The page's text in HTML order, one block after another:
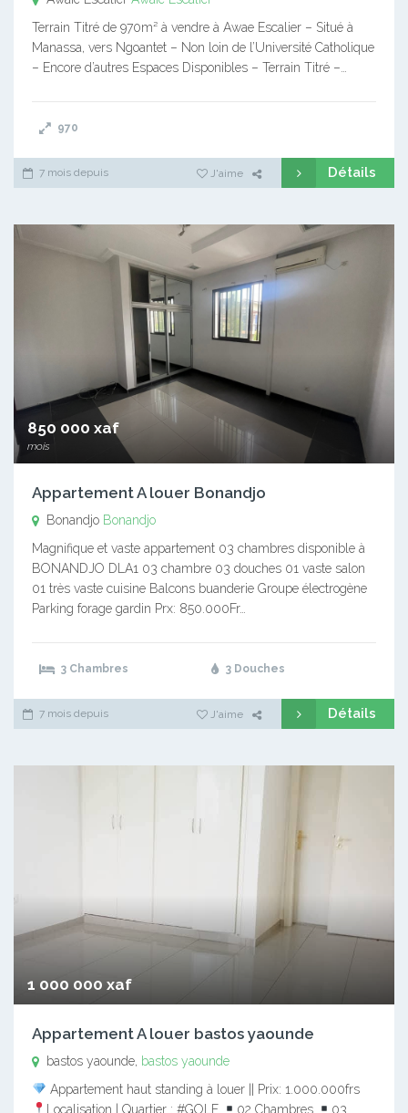
Terrain Titré de 970m² à vendre à Awae Escalier – Situé à
Manassa, vers Ngoantet – Non loin de l’Université Catholique
– Encore d’autres Espaces Disponibles – Terrain Titré –…
970
7 mois depuis J'aime Détails
850 000 xaf
mois
Appartement A louer Bonandjo
Bonandjo Bonandjo
Magnifique et vaste appartement 03 chambres disponible à
BONANDJO DLA1 03 chambre 03 douches 01 vaste salon
01 très vaste cuisine Balcons buanderie Groupe électrogène
Parking forage gardin Prx: 850.000Fr…
3 Chambres 3 Douches
7 mois depuis J'aime Détails
1 000 000 xaf
Appartement A louer bastos yaounde
bastos yaounde, bastos yaounde
Appartement haut standing à louer || Prix: 1.000.000frs
Localisation | Quartier : #GOLF
02 Chambres
03